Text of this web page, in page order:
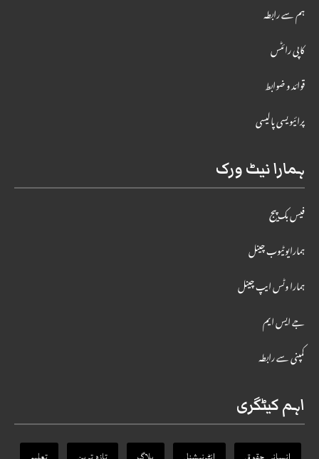
ہم سے رابطہ
کاپی رائٹس
قوائد و ضوابط
پرائیویسی پالیسی
ہمارا نیٹ ورک
فیس بک پیج
ہمارایوٹیوب چینل
ہمارا وٹس ایپ چینل
جے ایس ایم
کمپنی سے رابطہ
اہم کیٹگری